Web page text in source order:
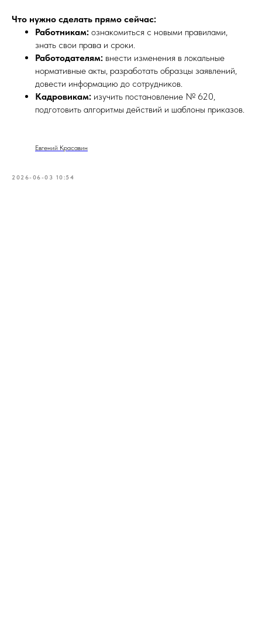
Что нужно сделать прямо сейчас:
Работникам: ознакомиться с новыми правилами,
знать свои права и сроки.
Работодателям: внести изменения в локальные
нормативные акты, разработать образцы заявлений,
довести информацию до сотрудников.
Кадровикам: изучить постановление № 620,
подготовить алгоритмы действий и шаблоны приказов.
Евгений Красавин
2026-06-03 10:54